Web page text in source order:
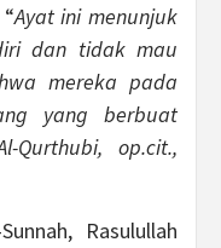
Ayat ini menunjuk
dan tidak mau
mereka pada
yang berbuat
Qurthubi, op.cit.,
Rasulullah